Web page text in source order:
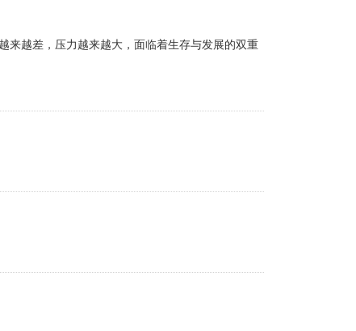
越差，压力越来越大，面临着生存与发展的双重